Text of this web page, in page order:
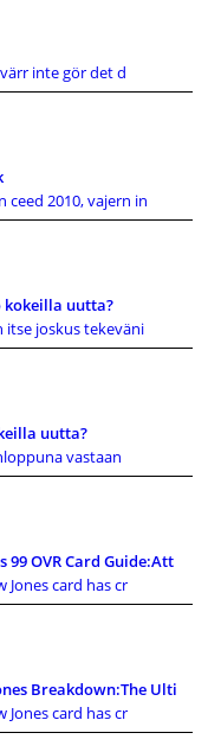
inte gör det d
ceed 2010, vajern in
kokeilla uutta?
itse joskus tekeväni
uutta?
vastaan
99 OVR Card Guide:Att
Jones card has cr
Breakdown:The Ulti
Jones card has cr